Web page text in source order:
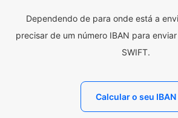
Dependendo de para onde está a
precisar de um número IBAN para
SWIFT.
Calcular o seu IBAN